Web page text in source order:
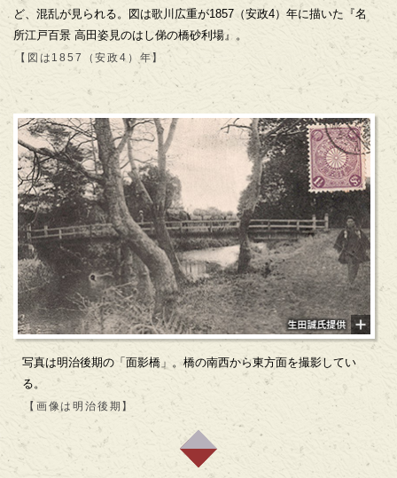
ど、混乱が見られる。図は歌川広重が1857（安政4）年に描いた『名
所江戸百景 高田姿見のはし俤の橋砂利場』。
【図は1857（安政4）年】
写真は明治後期の「面影橋」。橋の南西から東方面を撮影してい
る。
【画像は明治後期】